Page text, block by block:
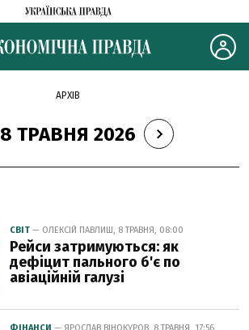
АРХІВ
8 ТРАВНЯ 2026
СВІТ — ОЛЕКСІЙ ПАВЛИШ, 8 ТРАВНЯ, 08:00
Рейси затримуються: як
дефіцит пального б'є по
авіаційній галузі